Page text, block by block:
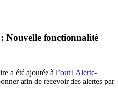
Nouvelle fonctionnalité
a été ajoutée à l’outil Alerte-
afin de recevoir des alertes par